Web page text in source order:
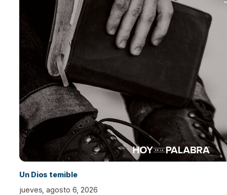
Un Dios temible
jueves, agosto 6, 2026